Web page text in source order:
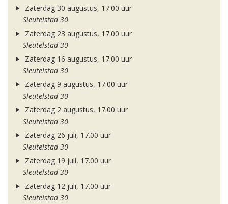
Zaterdag 30 augustus, 17.00 uur
Sleutelstad 30
Zaterdag 23 augustus, 17.00 uur
Sleutelstad 30
Zaterdag 16 augustus, 17.00 uur
Sleutelstad 30
Zaterdag 9 augustus, 17.00 uur
Sleutelstad 30
Zaterdag 2 augustus, 17.00 uur
Sleutelstad 30
Zaterdag 26 juli, 17.00 uur
Sleutelstad 30
Zaterdag 19 juli, 17.00 uur
Sleutelstad 30
Zaterdag 12 juli, 17.00 uur
Sleutelstad 30